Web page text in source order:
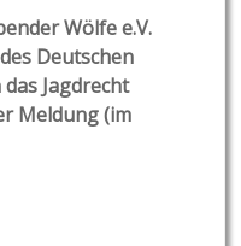
Wölfe e.V.
Deutschen
Jagdrecht
Meldung (im